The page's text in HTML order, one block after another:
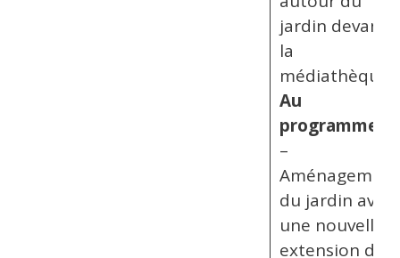
jardin devant
la
médiathèque.
Au
programme :
–
Aménagement
du jardin avec
une nouvelle
extension de